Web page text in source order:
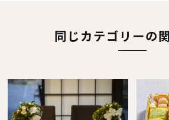
同じカテゴリーの